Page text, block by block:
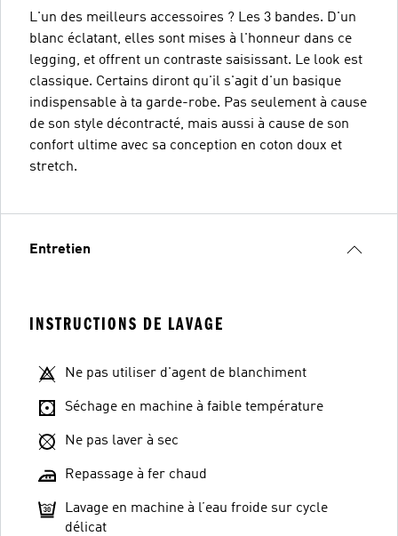
L'un des meilleurs accessoires ? Les 3 bandes. D'un
blanc éclatant, elles sont mises à l'honneur dans ce
legging, et offrent un contraste saisissant. Le look est
classique. Certains diront qu'il s'agit d'un basique
indispensable à ta garde-robe. Pas seulement à cause
de son style décontracté, mais aussi à cause de son
confort ultime avec sa conception en coton doux et
stretch.
Entretien
INSTRUCTIONS DE LAVAGE
Ne pas utiliser d'agent de blanchiment
Séchage en machine à faible température
Ne pas laver à sec
Repassage à fer chaud
Lavage en machine à l’eau froide sur cycle
délicat